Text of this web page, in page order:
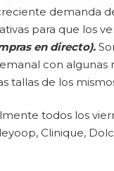
demanda
para que los
en directo).
con
tallas de los
todos los
Clinique,